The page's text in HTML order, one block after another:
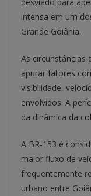
intensa em um
Grande Goiânia.
As circunstâncias
apurar fatores
visibilidade,
envolvidos. A
da dinâmica da
A BR-153 é
maior fluxo de
frequentemente
urbano entre